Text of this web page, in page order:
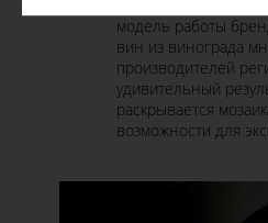
модель работы
вин из винограда
производителей
удивительный
раскрывается
возможности для